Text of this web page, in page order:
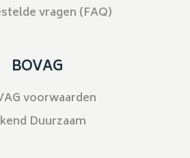
vragen (FAQ)
BOVAG
voorwaarden
Duurzaam